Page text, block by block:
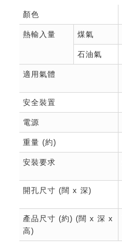
顏色
熱輸入量 煤氣
石油氣
適用氣體
安全裝置
電源
重量 (約)
安裝要求
開孔尺寸 (闊 x 深)
產品尺寸 (約) (闊 x 深 x
高)